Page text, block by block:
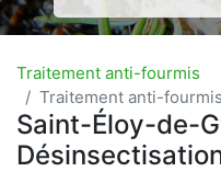
Traitement anti-fourmis
Traitement anti-
Saint-Éloy-de-